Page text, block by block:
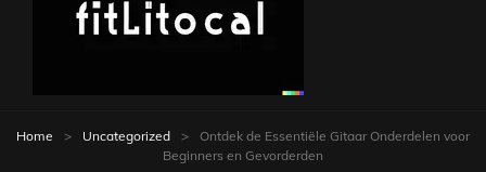
Home > Uncategorized >
Ontdek de Essentiële Gitaar Onderdelen voor
Beginners en Gevorderden